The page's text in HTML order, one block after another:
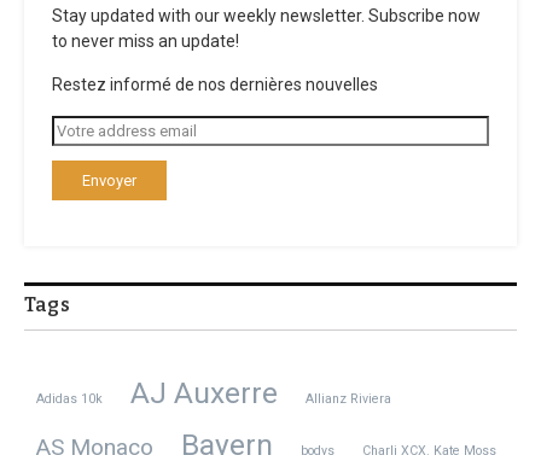
Stay updated with our weekly newsletter. Subscribe now
to never miss an update!
Restez informé de nos dernières nouvelles
Tags
Adidas 10k AJ Auxerre Allianz Riviera
AS Monaco Bayern bodys Charli XCX. Kate Moss